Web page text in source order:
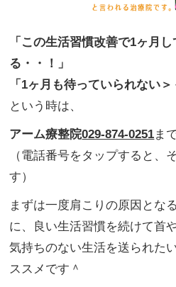
「この生活習慣改善で1ヶ月
る・・！」
「1ヶ月も待っていられない
という時は、
アーム療整院029-874-0251ま
（電話番号をタップすると、
す）
まずは一度肩こりの原因とな
に、良い生活習慣を続けて首
気持ちのない生活を送られた
ススメです＾